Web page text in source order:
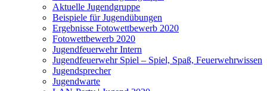
Aktuelle Jugendgruppe
Beispiele für Jugendübungen
Ergebnisse Fotowettbewerb 2020
Fotowettbewerb 2020
Jugendfeuerwehr Intern
Jugendfeuerwehr Spiel – Spiel, Spaß, Feuerwehrwissen
Jugendsprecher
Jugendwarte